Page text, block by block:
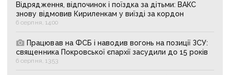
Відрядження, відпочинок і поїздка за дітьми: ВАКС
знову відмовив Кириленкам у виїзді за кордон
6 серпня, 14:00
Працював на ФСБ і наводив вогонь на позиції ЗСУ:
священника Покровської єпархії засудили до 15 років
6 серпня, 13:53